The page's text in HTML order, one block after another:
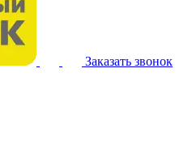
Заказать звонок